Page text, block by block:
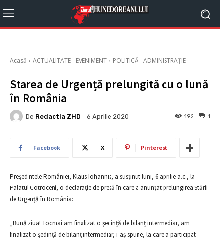
Acasă ACTUALITATE - EVENIMENT POLITICĂ - ADMINISTRAȚIE
Starea de Urgență prelungită cu o lună
în România
De Redactia ZHD 6 Aprilie 2020 1
192
Facebook X Pinterest
Președintele României, Klaus Iohannis, a susținut luni, 6 aprilie a.c., la
Palatul Cotroceni, o declarație de presă în care a anunțat prelungirea Stării
de Urgență în România:
„Bună ziua! Tocmai am finalizat o ședință de bilanț intermediar, am
finalizat o ședință de bilanț intermediar, i-aş spune, la care a participat